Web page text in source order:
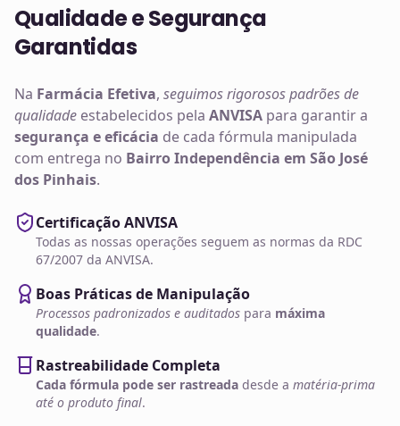
Qualidade e Segurança
Garantidas
Na Farmácia Efetiva, seguimos rigorosos padrões de
qualidade estabelecidos pela ANVISA para garantir a
segurança e eficácia de cada fórmula manipulada
com entrega no Bairro Independência em São José
dos Pinhais.
Certificação ANVISA
Todas as nossas operações seguem as normas da RDC
67/2007 da ANVISA.
Boas Práticas de Manipulação
Processos padronizados e auditados para máxima
qualidade.
Rastreabilidade Completa
Cada fórmula pode ser rastreada desde a matéria-prima
até o produto final.